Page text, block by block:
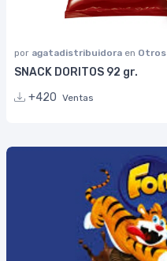
por agatadistribuidora en Otros
SNACK DORITOS 92 gr.
+420 Ventas